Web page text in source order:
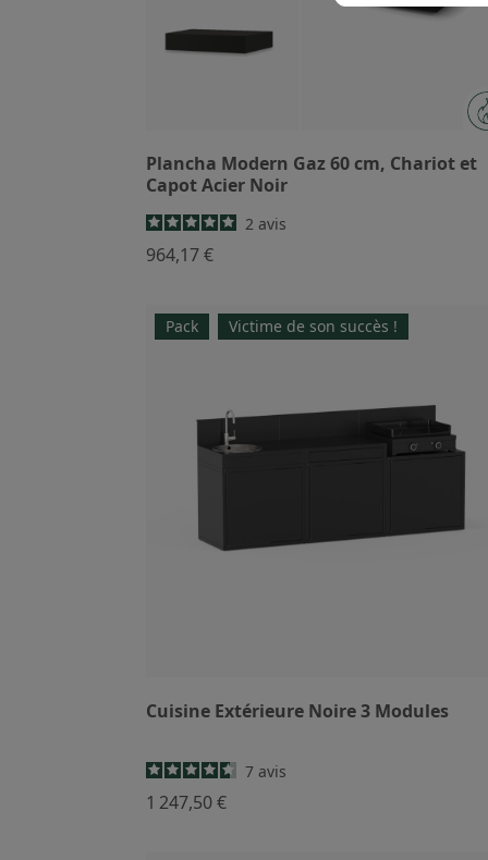
Plancha Modern Gaz 60 cm, Chariot et
Capot Acier Noir
2 avis
964,17 €
Pack Victime de son succès !
Cuisine Extérieure Noire 3 Modules
7 avis
1 247,50 €